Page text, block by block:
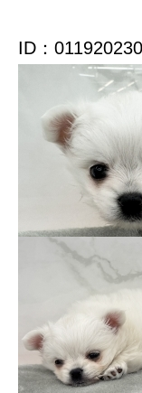
ID：